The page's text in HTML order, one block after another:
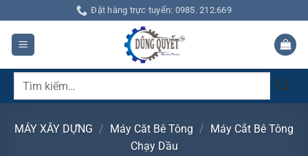
qua
dung
Đặt hàng trực tuyến: 0985. 212.669
Tìm
MÁY XÂY DỰNG / Máy Căt Bê Tông / Máy Cắt Bê Tông
Chạy Dầu